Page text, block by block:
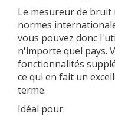
Le mesureur de
normes
vous pouvez donc
n'importe quel pays.
fonctionnalités
ce qui en fait un
terme.
Idéal pour: